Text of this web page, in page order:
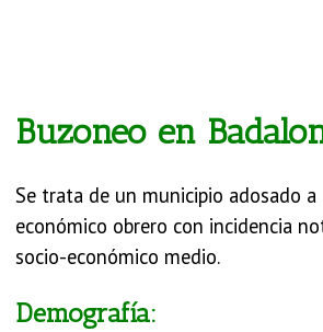
Buzoneo en
Se trata de un municipio adosado
económico obrero con incidencia
socio-económico medio.
Demografía: